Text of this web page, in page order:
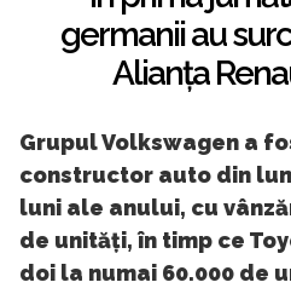
germanii au
Alianța
Grupul Volkswagen a
constructor auto din
luni ale anului, cu
de unități, în timp ce
doi la numai 60.000 de